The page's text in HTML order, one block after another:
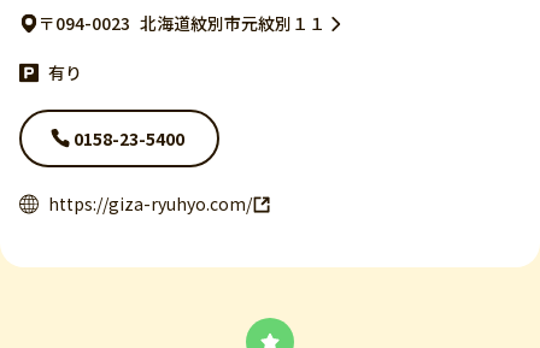
〒094-0023 北海道紋別市元紋別１１
有り
0158-23-5400
https://giza-ryuhyo.com/